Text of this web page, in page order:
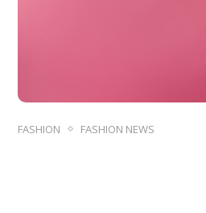
FASHION FASHION NEWS